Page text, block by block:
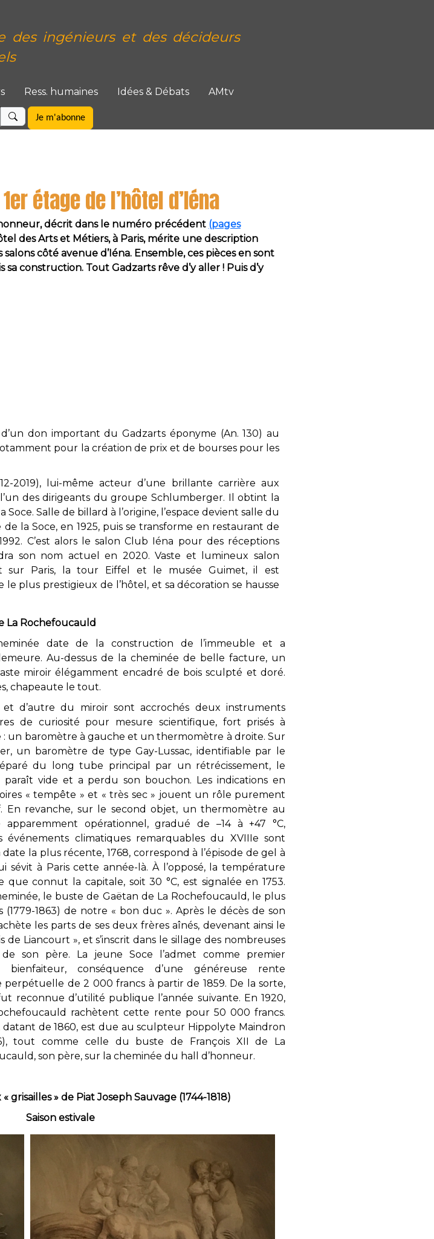
des ingénieurs et des décideurs
Ress. humaines Idées & Débats AMtv
Je m'abonne
étage de l’hôtel d’Iéna
décrit dans le numéro précédent (pages
des Arts et Métiers, à Paris, mérite une description
côté avenue d’Iéna. Ensemble, ces pièces en sont
sa construction. Tout Gadzarts rêve d’y aller ! Puis d’y
don important du Gadzarts éponyme (An. 130) au
pour la création de prix et de bourses pour les
2019), lui-même acteur d’une brillante carrière aux
des dirigeants du groupe Schlumberger. Il obtint la
Soce. Salle de billard à l’origine, l’espace devient salle du
de la Soce, en 1925, puis se transforme en restaurant de
C’est alors le salon Club Iéna pour des réceptions
son nom actuel en 2020. Vaste et lumineux salon
sur Paris, la tour Eiffel et le musée Guimet, il est
le plus prestigieux de l’hôtel, et sa décoration se hausse
La Rochefoucauld
date de la construction de l’immeuble et a
Au-dessus de la cheminée de belle facture, un
miroir élégamment encadré de bois sculpté et doré.
chapeaute le tout.
d’autre du miroir sont accrochés deux instruments
de curiosité pour mesure scientifique, fort prisés à
: un baromètre à gauche et un thermomètre à droite. Sur
un baromètre de type Gay-Lussac, identifiable par le
du long tube principal par un rétrécissement, le
paraît vide et a perdu son bouchon. Les indications en
« tempête » et « très sec » jouent un rôle purement
En revanche, sur le second objet, un thermomètre au
apparemment opérationnel, gradué de –14 à +47 °C,
événements climatiques remarquables du XVIIIe sont
date la plus récente, 1768, correspond à l’épisode de gel à
sévit à Paris cette année-là. À l’opposé, la température
que connut la capitale, soit 30 °C, est signalée en 1753.
le buste de Gaëtan de La Rochefoucauld, le plus
(1779-1863) de notre « bon duc ». Après le décès de son
les parts de ses deux frères aînés, devenant ainsi le
de Liancourt », et s’inscrit dans le sillage des nombreuses
son père. La jeune Soce l’admet comme premier
bienfaiteur, conséquence d’une généreuse rente
perpétuelle de 2 000 francs à partir de 1859. De la sorte,
reconnue d’utilité publique l’année suivante. En 1920,
rachètent cette rente pour 50 000 francs.
datant de 1860, est due au sculpteur Hippolyte Maindron
tout comme celle du buste de François XII de La
son père, sur la cheminée du hall d’honneur.
« grisailles » de Piat Joseph Sauvage (1744-1818)
estivale